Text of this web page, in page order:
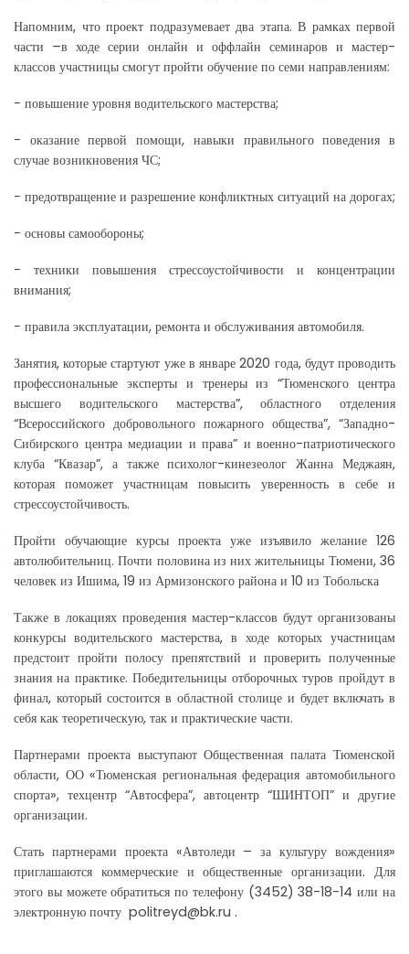
Напомним, что проект подразумевает два этапа. В рамках первой
части –в ходе серии онлайн и оффлайн семинаров и мастер-
классов участницы смогут пройти обучение по семи направлениям:
− повышение уровня водительского мастерства;
− оказание первой помощи, навыки правильного поведения в
случае возникновения ЧС;
− предотвращение и разрешение конфликтных ситуаций на дорогах;
− основы самообороны;
− техники повышения стрессоустойчивости и концентрации
внимания;
− правила эксплуатации, ремонта и обслуживания автомобиля.
Занятия, которые стартуют уже в январе 2020 года, будут проводить
профессиональные эксперты и тренеры из “Тюменского центра
высшего водительского мастерства”, областного отделения
“Всероссийского добровольного пожарного общества”, “Западно-
Сибирского центра медиации и права” и военно-патриотического
клуба “Квазар”, а также психолог-кинезеолог Жанна Меджаян,
которая поможет участницам повысить уверенность в себе и
стрессоустойчивость.
Пройти обучающие курсы проекта уже изъявило желание 126
автолюбительниц. Почти половина из них жительницы Тюмени, 36
человек из Ишима, 19 из Армизонского района и 10 из Тобольска
Также в локациях проведения мастер-классов будут организованы
конкурсы водительского мастерства, в ходе которых участницам
предстоит пройти полосу препятствий и проверить полученные
знания на практике. Победительницы отборочных туров пройдут в
финал, который состоится в областной столице и будет включать в
себя как теоретическую, так и практические части.
Партнерами проекта выступают Общественная палата Тюменской
области, ОО «Тюменская региональная федерация автомобильного
спорта», техцентр “Автосфера”, автоцентр “ШИНТОП” и другие
организации.
Стать партнерами проекта «Автоледи – за культуру вождения»
приглашаются коммерческие и общественные организации. Для
этого вы можете обратиться по телефону (3452) 38-18-14 или на
электронную почту politreyd@bk.ru .